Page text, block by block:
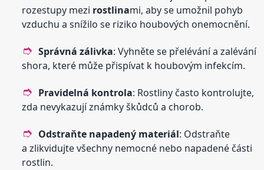
rozestupy mezi rostlinami, aby se umožnil pohyb
vzduchu a snížilo se riziko houbových onemocnění.
Správná zálivka: Vyhněte se přelévání a zalévání
shora, které může přispívat k houbovým infekcím.
Pravidelná kontrola: Rostliny často kontrolujte,
zda nevykazují známky škůdců a chorob.
Odstraňte napadený materiál: Odstraňte
a zlikvidujte všechny nemocné nebo napadené části
rostlin.